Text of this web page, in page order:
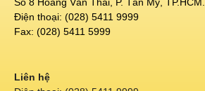
Số 8 Hoàng Văn Thái, P. Tân Mỹ, TP.HCM.
Điện thoại: (028) 5411 9999
Fax: (028) 5411 5999
Liên hệ